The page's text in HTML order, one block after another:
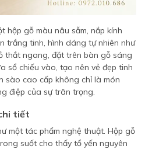
hộp gỗ màu nâu sẫm, nắp kính
trắng tinh, hình dáng tự nhiên như
thắt ngang, đặt trên bàn gỗ sáng
sổ chiếu vào, tạo nên vẻ đẹp tinh
sào cao cấp không chỉ là món
điệp của sự trân trọng.
tiết
một tác phẩm nghệ thuật. Hộp gỗ
suốt cho thấy tổ yến nguyên